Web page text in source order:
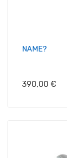
NAME?
Цена
390,00 €